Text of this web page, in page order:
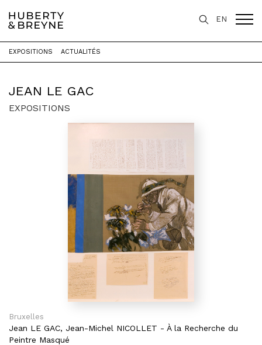
EN
Accueil > Artistes > Jean Le Gac
JEAN LE GAC
EXPOSITIONS ACTUALITÉS
EXPOSITIONS
Bruxelles
Jean LE GAC, Jean-Michel NICOLLET - À la Recherche du
Peintre Masqué